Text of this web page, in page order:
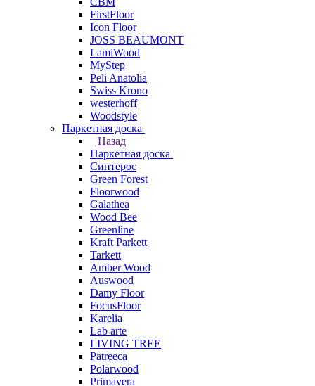
FirstFloor
Icon Floor
JOSS BEAUMONT
LamiWood
MyStep
Peli Anatolia
Swiss Krono
westerhoff
Woodstyle
Паркетная доска
Назад
Паркетная доска
Синтерос
Green Forest
Floorwood
Galathea
Wood Bee
Greenline
Kraft Parkett
Tarkett
Amber Wood
Auswood
Damy Floor
FocusFloor
Karelia
Lab arte
LIVING TREE
Patreeca
Polarwood
Primavera